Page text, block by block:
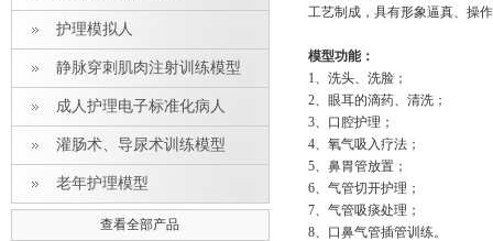
工艺制成，具有形象逼真、操
模型功能：
1、洗头、洗脸；
2、眼耳的滴药、清洗；
3、口腔护理；
4、氧气吸入疗法；
5、鼻胃管放置；
6、气管切开护理；
7、气管吸痰处理；
8、口鼻气管插管训练。
护理模拟人
静脉穿刺肌肉注射训练模型
成人护理电子标准化病人
灌肠术、导尿术训练模型
老年护理模型
查看全部产品